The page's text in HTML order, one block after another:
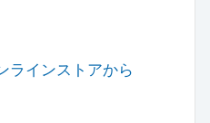
ラインストアから